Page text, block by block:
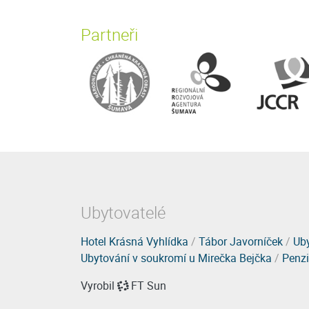
Partneři
Ubytovatelé
Hotel Krásná Vyhlídka / Tábor Javorníček/
Ubytování v soukromí u Mirečka Bejčka /
Vyrobil
FT Sun